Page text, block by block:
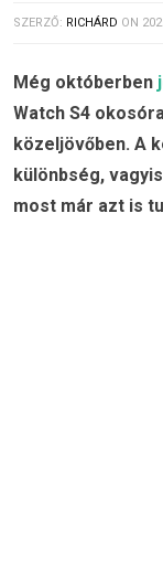
SZERZŐ: RICHÁRD ON
Még októberben
Watch S4
közeljövőben. A
különbség,
most már azt is